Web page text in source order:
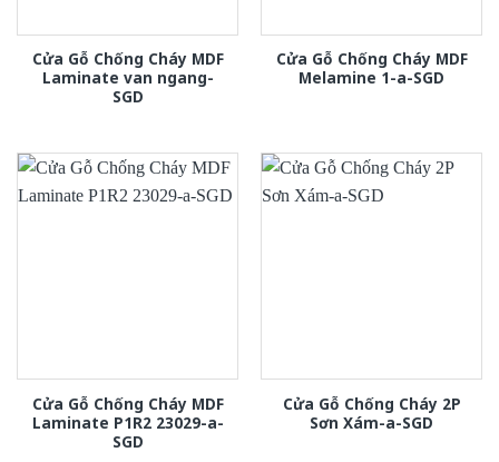
Cửa Gỗ Chống Cháy MDF
Laminate van ngang-
SGD
Cửa Gỗ Chống Cháy MDF
Melamine 1-a-SGD
Cửa Gỗ Chống Cháy MDF
Laminate P1R2 23029-a-
SGD
Cửa Gỗ Chống Cháy 2P
Sơn Xám-a-SGD